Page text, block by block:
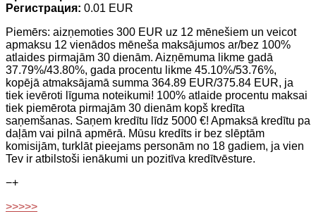
Регистрация: 0.01 EUR
Piemērs: aizņemoties 300 EUR uz 12 mēnešiem un veicot
apmaksu 12 vienādos mēneša maksājumos ar/bez 100%
atlaides pirmajām 30 dienām. Aizņēmuma likme gadā
37.79%/43.80%, gada procentu likme 45.10%/53.76%,
kopējā atmaksājamā summa 364.89 EUR/375.84 EUR, ja
tiek ievēroti līguma noteikumi! 100% atlaide procentu maksai
tiek piemērota pirmajām 30 dienām kopš kredīta
saņemšanas. Saņem kredītu līdz 5000 €! Apmaksā kredītu pa
daļām vai pilnā apmērā. Mūsu kredīts ir bez slēptām
komisijām, turklāt pieejams personām no 18 gadiem, ja vien
Tev ir atbilstoši ienākumi un pozitīva kredītvēsture.
−+
>>>>>